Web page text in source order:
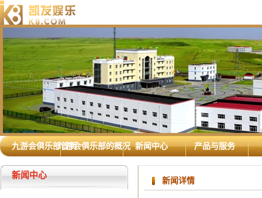
九游会俱乐部首页九游会俱乐部的概况 新闻中心 产品与服务
新闻中心
新闻详情